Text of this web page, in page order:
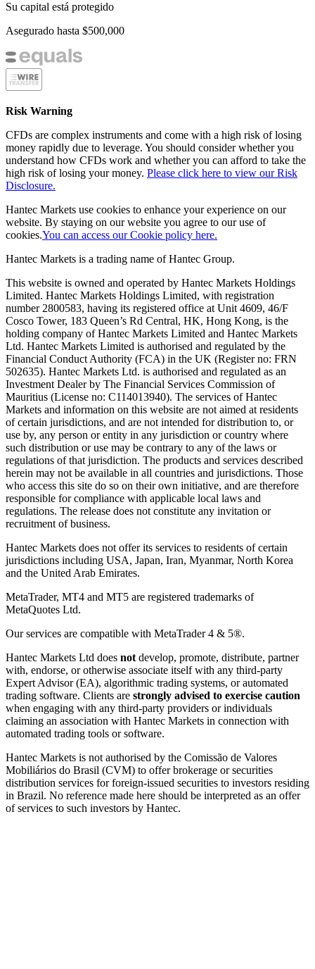
Su capital está protegido
Asegurado hasta $500,000
Risk Warning
CFDs are complex instruments and come with a high risk of losing
money rapidly due to leverage. You should consider whether you
understand how CFDs work and whether you can afford to take the
high risk of losing your money. Please click here to view our Risk
Disclosure.
Hantec Markets use cookies to enhance your experience on our
website. By staying on our website you agree to our use of
cookies.You can access our Cookie policy here.
Hantec Markets is a trading name of Hantec Group.
This website is owned and operated by Hantec Markets Holdings
Limited. Hantec Markets Holdings Limited, with registration
number 2800583, having its registered office at Unit 4609, 46/F
Cosco Tower, 183 Queen’s Rd Central, HK, Hong Kong, is the
holding company of Hantec Markets Limited and Hantec Markets
Ltd. Hantec Markets Limited is authorised and regulated by the
Financial Conduct Authority (FCA) in the UK (Register no: FRN
502635). Hantec Markets Ltd. is authorised and regulated as an
Investment Dealer by The Financial Services Commission of
Mauritius (License no: C114013940). The services of Hantec
Markets and information on this website are not aimed at residents
of certain jurisdictions, and are not intended for distribution to, or
use by, any person or entity in any jurisdiction or country where
such distribution or use may be contrary to any of the laws or
regulations of that jurisdiction. The products and services described
herein may not be available in all countries and jurisdictions. Those
who access this site do so on their own initiative, and are therefore
responsible for compliance with applicable local laws and
regulations. The release does not constitute any invitation or
recruitment of business.
Hantec Markets does not offer its services to residents of certain
jurisdictions including USA, Japan, Iran, Myanmar, North Korea
and the United Arab Emirates.
MetaTrader, MT4 and MT5 are registered trademarks of
MetaQuotes Ltd.
Our services are compatible with MetaTrader 4 & 5®.
Hantec Markets Ltd does not develop, promote, distribute, partner
with, endorse, or otherwise associate itself with any third-party
Expert Advisor (EA), algorithmic trading systems, or automated
trading software. Clients are strongly advised to exercise caution
when engaging with any third-party providers or individuals
claiming an association with Hantec Markets in connection with
automated trading tools or software.
Hantec Markets is not authorised by the Comissão de Valores
Mobiliários do Brasil (CVM) to offer brokerage or securities
distribution services for foreign-issued securities to investors residing
in Brazil. No reference made here should be interpreted as an offer
of services to such investors by Hantec.